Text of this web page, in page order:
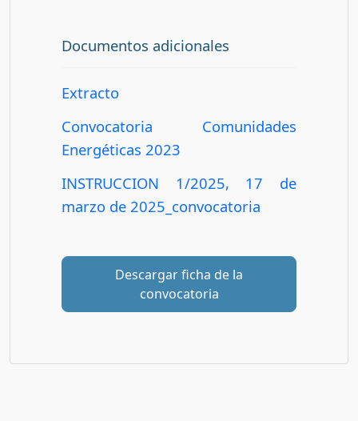
Documentos adicionales
Extracto
Convocatoria Comunidades
Energéticas 2023
INSTRUCCION 1/2025, 17 de
marzo de 2025_convocatoria
Descargar ficha de la
convocatoria